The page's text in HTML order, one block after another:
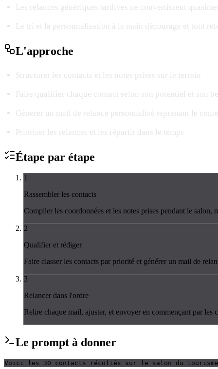
Les relances génériques tardives ne convertissent
Le tri et la personnalisation à la main décourage et tout
L'approche
Structurer les contacts et les notes prises sur le terrain
Faire qualifier chaque contact selon son potentiel et son
Générer un mail de relance personnalisé reprenant le
Prioriser les relances et les répartir dans le temps
Étape par étape
1
Rassembler les contacts
Compiler les coordonnées et les notes prises pendant le salon,
2
Qualifier et rédiger
Faire classer les contacts par priorité et générer un mail de
3
Relancer dans l'ordre
Relire chaque mail, ajuster, et envoyer en commençant par les
Le prompt à donner
Voici les 30 contacts récoltés sur le salon du